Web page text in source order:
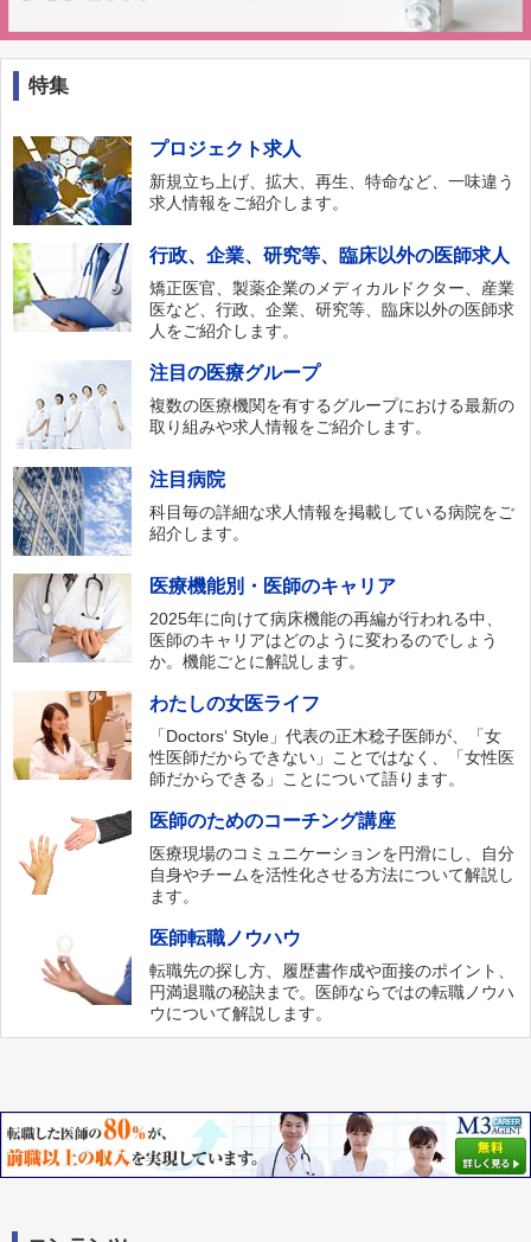
特集
プロジェクト求人
新規立ち上げ、拡大、再生、特命など、一味違う
求人情報をご紹介します。
行政、企業、研究等、臨床以外の医師求人
矯正医官、製薬企業のメディカルドクター、産業
医など、行政、企業、研究等、臨床以外の医師求
人をご紹介します。
注目の医療グループ
複数の医療機関を有するグループにおける最新の
取り組みや求人情報をご紹介します。
注目病院
科目毎の詳細な求人情報を掲載している病院をご
紹介します。
医療機能別・医師のキャリア
2025年に向けて病床機能の再編が行われる中、
医師のキャリアはどのように変わるのでしょう
か。機能ごとに解説します。
わたしの女医ライフ
「Doctors‘ Style」代表の正木稔子医師が、「女
性医師だからできない」ことではなく、「女性医
師だからできる」ことについて語ります。
医師のためのコーチング講座
医療現場のコミュニケーションを円滑にし、自分
自身やチームを活性化させる方法について解説し
ます。
医師転職ノウハウ
転職先の探し方、履歴書作成や面接のポイント、
円満退職の秘訣まで。医師ならではの転職ノウハ
ウについて解説します。